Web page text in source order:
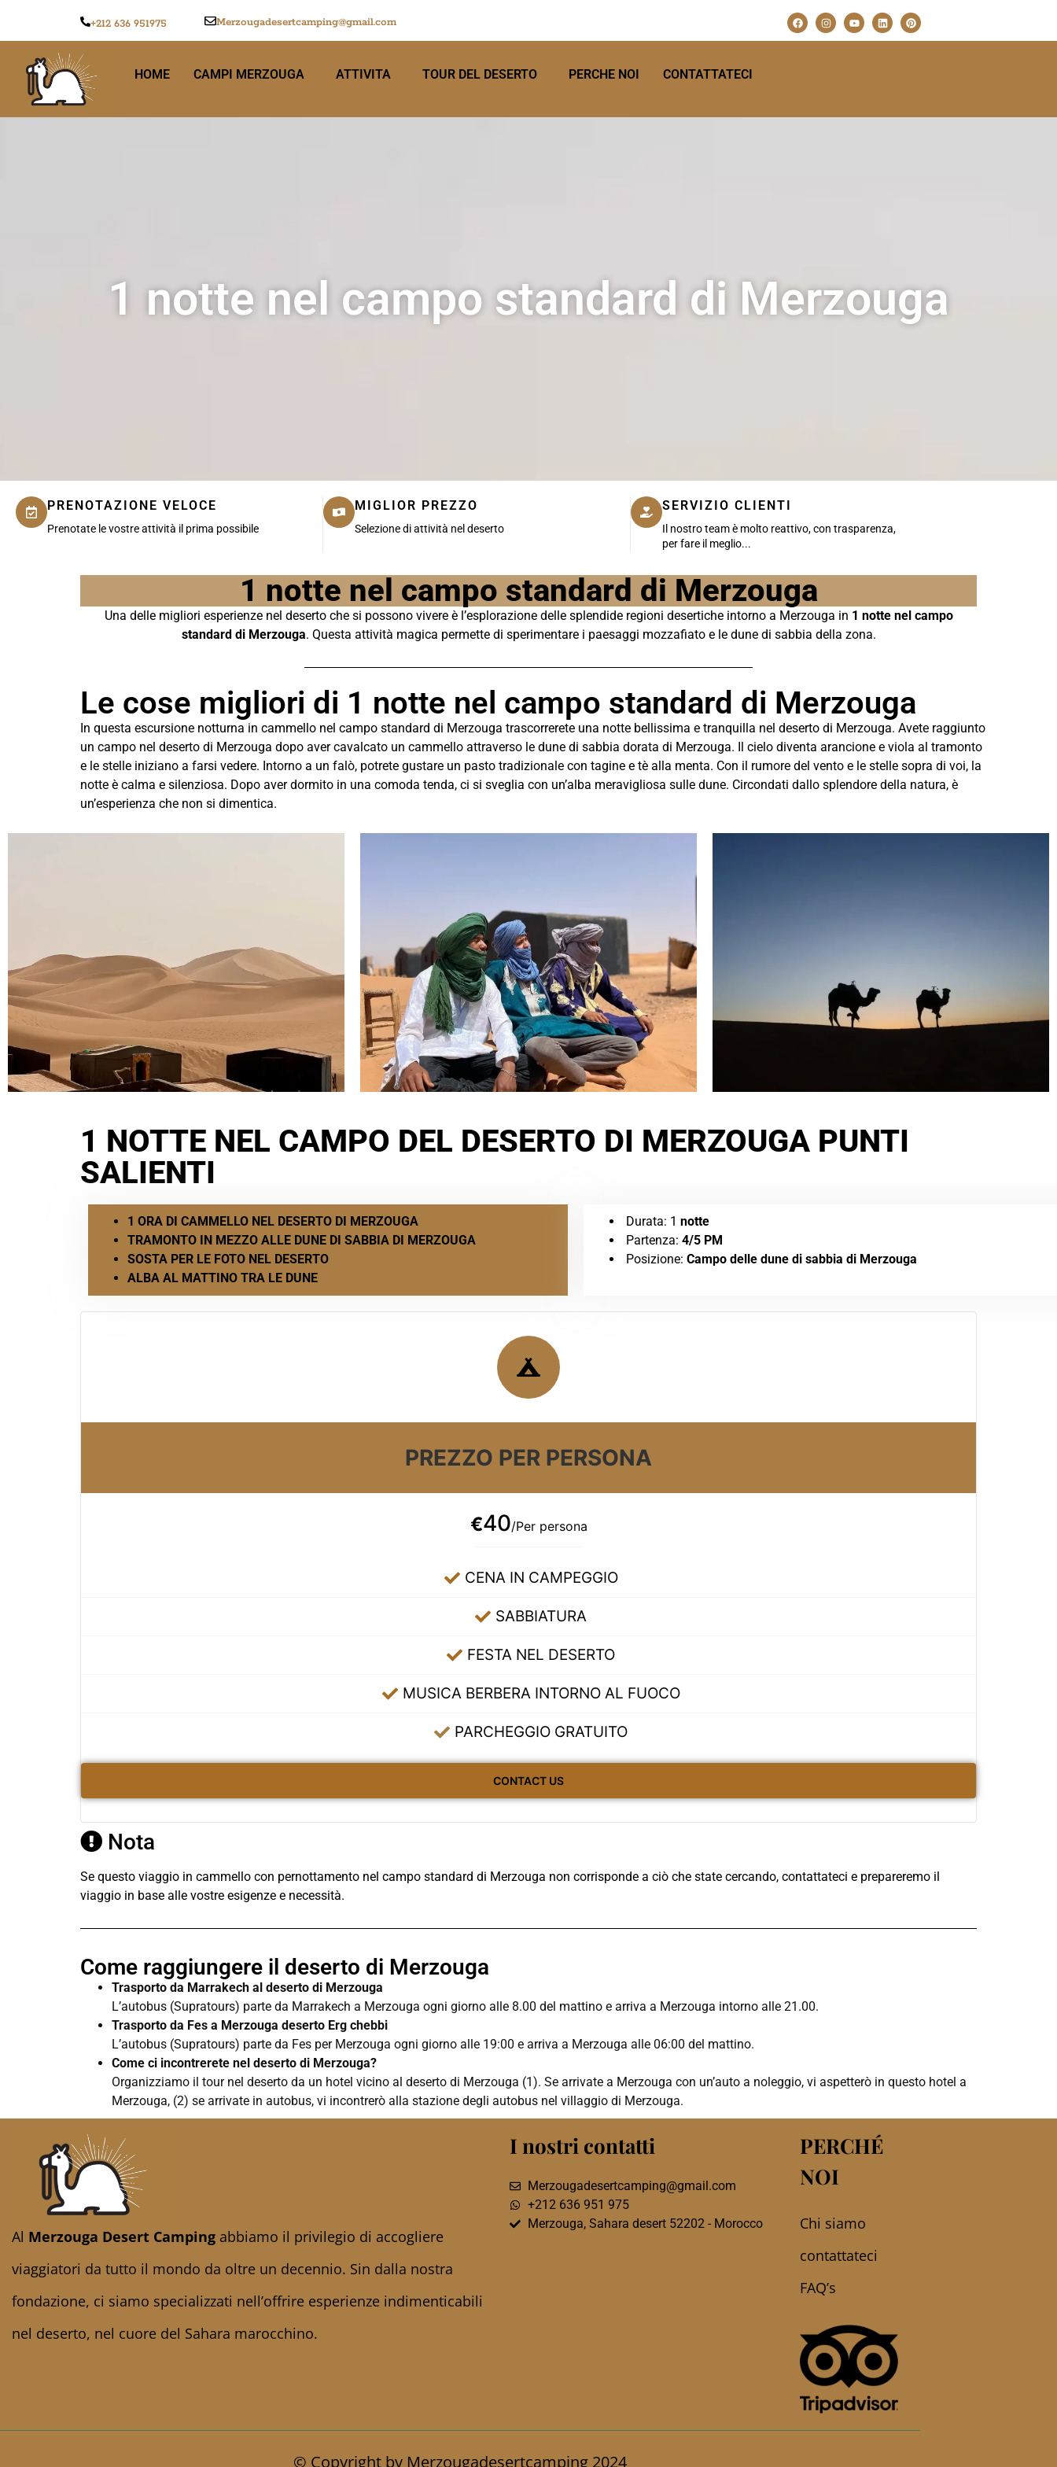
+212 636 951975 Merzougadesertcamping@gmail.com
HOME CAMPI MERZOUGA ATTIVITA TOUR DEL DESERTO PERCHE NOI CONTATTATECI
1 notte nel campo standard di Merzouga
PRENOTAZIONE VELOCE
Prenotate le vostre attività il prima possibile
MIGLIOR PREZZO
Selezione di attività nel deserto
SERVIZIO CLIENTI
Il nostro team è molto reattivo, con trasparenza,
per fare il meglio...
1 notte nel campo standard di Merzouga
Una delle migliori esperienze nel deserto che si possono vivere è l’esplorazione delle splendide regioni desertiche intorno a Merzouga in 1 notte nel campo
standard di Merzouga. Questa attività magica permette di sperimentare i paesaggi mozzafiato e le dune di sabbia della zona.
Le cose migliori di 1 notte nel campo standard di Merzouga
In questa escursione notturna in cammello nel campo standard di Merzouga trascorrerete una notte bellissima e tranquilla nel deserto di Merzouga. Avete raggiunto
un campo nel deserto di Merzouga dopo aver cavalcato un cammello attraverso le dune di sabbia dorata di Merzouga. Il cielo diventa arancione e viola al tramonto
e le stelle iniziano a farsi vedere. Intorno a un falò, potrete gustare un pasto tradizionale con tagine e tè alla menta. Con il rumore del vento e le stelle sopra di voi, la
notte è calma e silenziosa. Dopo aver dormito in una comoda tenda, ci si sveglia con un’alba meravigliosa sulle dune. Circondati dallo splendore della natura, è
un’esperienza che non si dimentica.
1 NOTTE NEL CAMPO DEL DESERTO DI MERZOUGA PUNTI
SALIENTI
1 ORA DI CAMMELLO NEL DESERTO DI MERZOUGA
TRAMONTO IN MEZZO ALLE DUNE DI SABBIA DI MERZOUGA
SOSTA PER LE FOTO NEL DESERTO
ALBA AL MATTINO TRA LE DUNE
Durata: 1 notte
Partenza: 4/5 PM
Posizione: Campo delle dune di sabbia di Merzouga
PREZZO PER PERSONA
€40/Per persona
CENA IN CAMPEGGIO
SABBIATURA
FESTA NEL DESERTO
MUSICA BERBERA INTORNO AL FUOCO
PARCHEGGIO GRATUITO
CONTACT US
Nota
Se questo viaggio in cammello con pernottamento nel campo standard di Merzouga non corrisponde a ciò che state cercando, contattateci e prepareremo il
viaggio in base alle vostre esigenze e necessità.
Come raggiungere il deserto di Merzouga
Trasporto da Marrakech al deserto di Merzouga
L’autobus (Supratours) parte da Marrakech a Merzouga ogni giorno alle 8.00 del mattino e arriva a Merzouga intorno alle 21.00.
Trasporto da Fes a Merzouga deserto Erg chebbi
L’autobus (Supratours) parte da Fes per Merzouga ogni giorno alle 19:00 e arriva a Merzouga alle 06:00 del mattino.
Come ci incontrerete nel deserto di Merzouga?
Organizziamo il tour nel deserto da un hotel vicino al deserto di Merzouga (1). Se arrivate a Merzouga con un’auto a noleggio, vi aspetterò in questo hotel a
Merzouga, (2) se arrivate in autobus, vi incontrerò alla stazione degli autobus nel villaggio di Merzouga.
Al Merzouga Desert Camping abbiamo il privilegio di accogliere
viaggiatori da tutto il mondo da oltre un decennio. Sin dalla nostra
fondazione, ci siamo specializzati nell’offrire esperienze indimenticabili
nel deserto, nel cuore del Sahara marocchino.
I nostri contatti
Merzougadesertcamping@gmail.com
+212 636 951 975
Merzouga, Sahara desert 52202 - Morocco
PERCHÉ
NOI
Chi siamo
contattateci
FAQ’s
© Copyright by Merzougadesertcamping 2024